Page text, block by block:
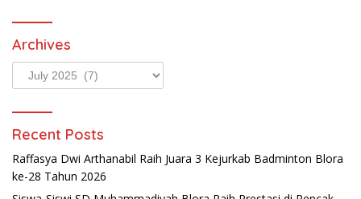
Archives
Archives
Recent Posts
Raffasya Dwi Arthanabil Raih Juara 3 Kejurkab Badminton Blora
ke-28 Tahun 2026